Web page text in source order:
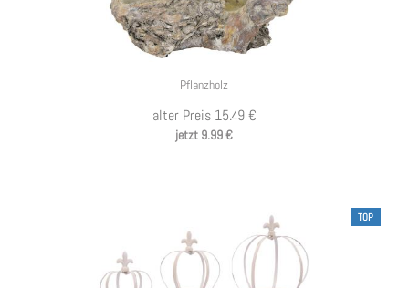
Pflanzholz
alter Preis 15.49 €
jetzt 9.99 €
TOP